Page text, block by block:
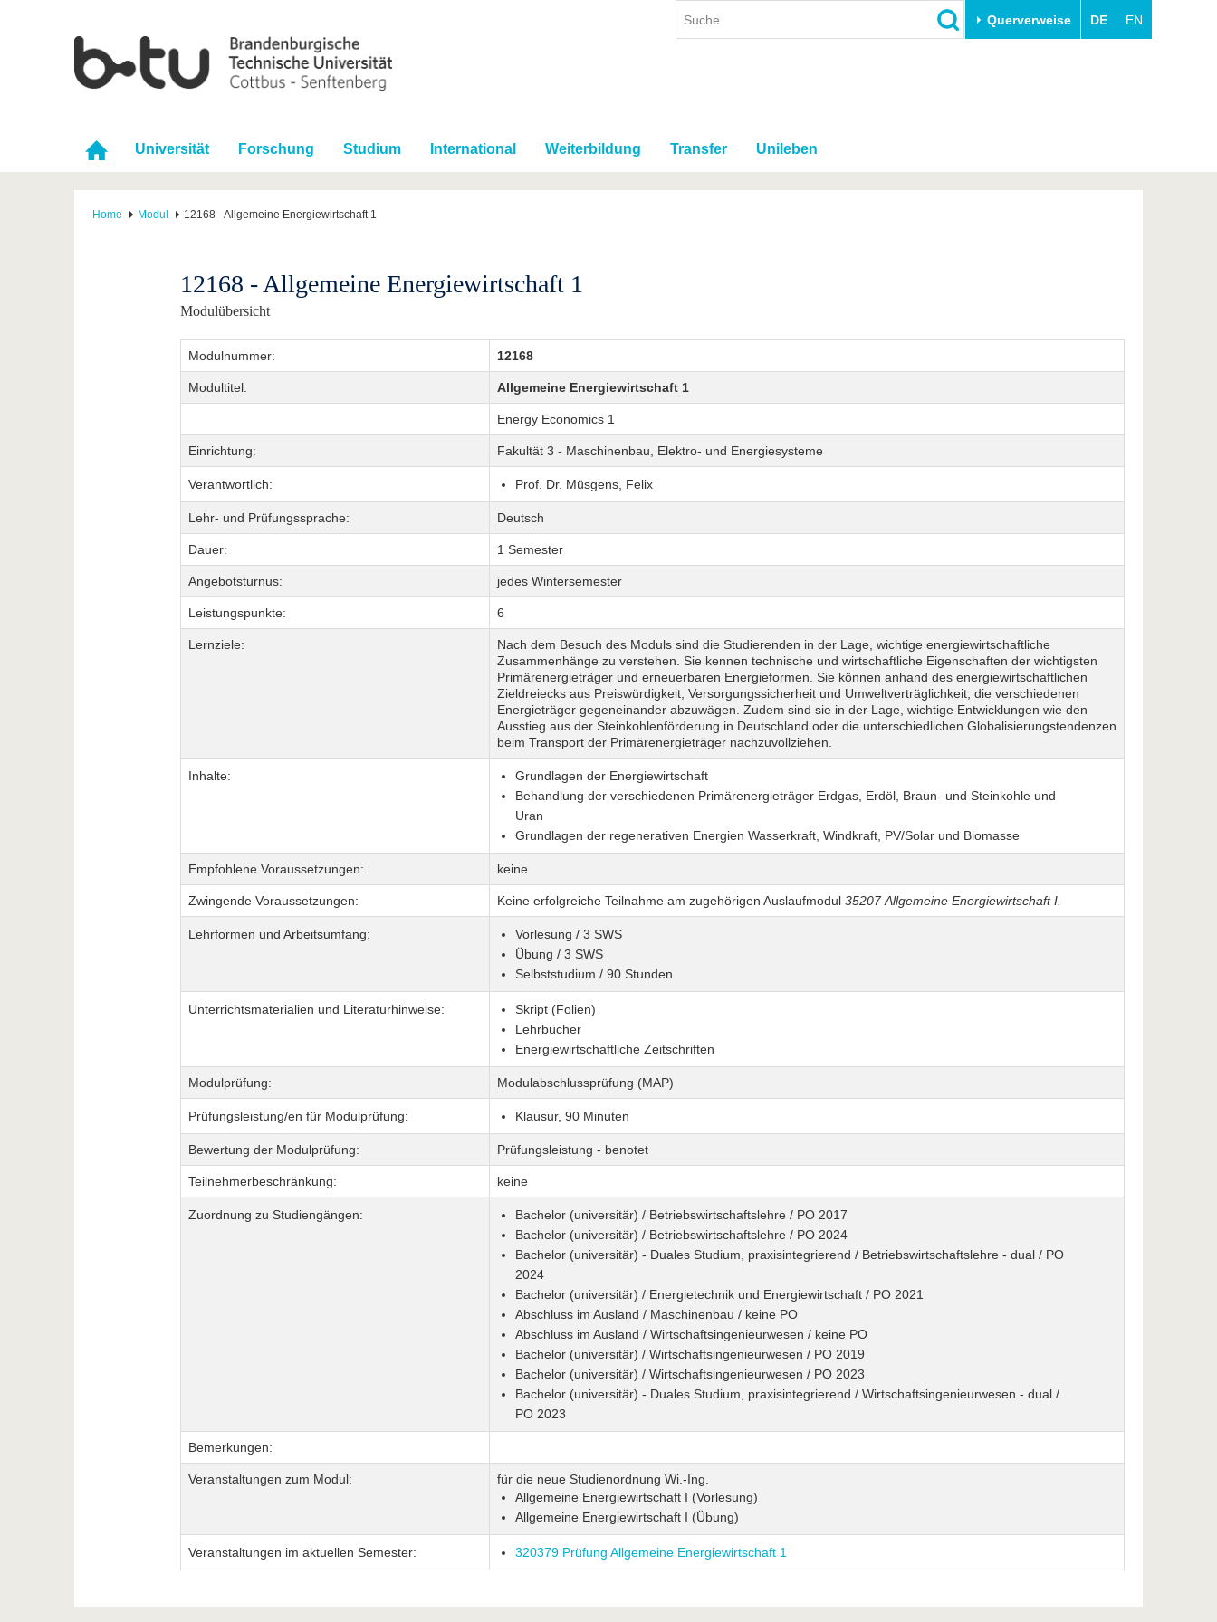
Querverweise DE EN
Universität Forschung Studium International Weiterbildung Transfer Unileben
Home Modul 12168 - Allgemeine Energiewirtschaft 1
12168 - Allgemeine Energiewirtschaft 1
Modulübersicht
Modulnummer: 12168
Modultitel: Allgemeine Energiewirtschaft 1
Energy Economics 1
Einrichtung: Fakultät 3 - Maschinenbau, Elektro- und Energiesysteme
Verantwortlich: Prof. Dr. Müsgens, Felix
Lehr- und Prüfungssprache: Deutsch
Dauer: 1 Semester
Angebotsturnus: jedes Wintersemester
Leistungspunkte: 6
Lernziele:
Nach dem Besuch des Moduls sind die Studierenden in der Lage, wichtige energiewirtschaftliche
Zusammenhänge zu verstehen. Sie kennen technische und wirtschaftliche Eigenschaften der wichtigsten
Primärenergieträger und erneuerbaren Energieformen. Sie können anhand des energiewirtschaftlichen
Zieldreiecks aus Preiswürdigkeit, Versorgungssicherheit und Umweltverträglichkeit, die verschiedenen
Energieträger gegeneinander abzuwägen. Zudem sind sie in der Lage, wichtige Entwicklungen wie den
Ausstieg aus der Steinkohlenförderung in Deutschland oder die unterschiedlichen Globalisierungstendenzen
beim Transport der Primärenergieträger nachzuvollziehen.
Inhalte:
Grundlagen der Energiewirtschaft
Behandlung der verschiedenen Primärenergieträger Erdgas, Erdöl, Braun- und Steinkohle und
Uran
Grundlagen der regenerativen Energien Wasserkraft, Windkraft, PV/Solar und Biomasse
Empfohlene Voraussetzungen: keine
Zwingende Voraussetzungen: Keine erfolgreiche Teilnahme am zugehörigen Auslaufmodul35207 Allgemeine Energiewirtschaft I.
Lehrformen und Arbeitsumfang:
Vorlesung / 3 SWS
Übung / 3 SWS
Selbststudium / 90 Stunden
Unterrichtsmaterialien und Literaturhinweise:
Skript (Folien)
Lehrbücher
Energiewirtschaftliche Zeitschriften
Modulprüfung: Modulabschlussprüfung (MAP)
Prüfungsleistung/en für Modulprüfung: Klausur, 90 Minuten
Bewertung der Modulprüfung: Prüfungsleistung - benotet
Teilnehmerbeschränkung: keine
Zuordnung zu Studiengängen:
Bachelor (universitär) / Betriebswirtschaftslehre / PO 2017
Bachelor (universitär) / Betriebswirtschaftslehre / PO 2024
Bachelor (universitär) - Duales Studium, praxisintegrierend / Betriebswirtschaftslehre - dual / PO
2024
Bachelor (universitär) / Energietechnik und Energiewirtschaft / PO 2021
Abschluss im Ausland / Maschinenbau / keine PO
Abschluss im Ausland / Wirtschaftsingenieurwesen / keine PO
Bachelor (universitär) / Wirtschaftsingenieurwesen / PO 2019
Bachelor (universitär) / Wirtschaftsingenieurwesen / PO 2023
Bachelor (universitär) - Duales Studium, praxisintegrierend / Wirtschaftsingenieurwesen - dual /
PO 2023
Bemerkungen:
Veranstaltungen zum Modul:
für die neue Studienordnung Wi.-Ing.
Allgemeine Energiewirtschaft I (Vorlesung)
Allgemeine Energiewirtschaft I (Übung)
Veranstaltungen im aktuellen Semester: 320379 Prüfung Allgemeine Energiewirtschaft 1